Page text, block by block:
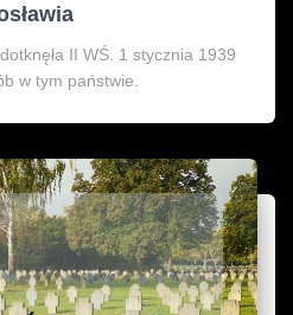
II WŚ. 1 stycznia 1939
w tym państwie.